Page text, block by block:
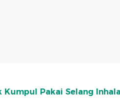
Kumpul Pakai Selang